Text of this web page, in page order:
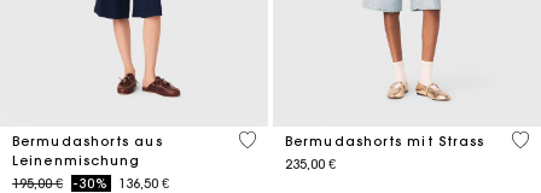
Bermudashorts aus
Leinenmischung
Price reduced from
195,00 €to-30% 136,50 €
5 out of 5 Customer Rating
Bermudashorts mit Strass
235,00 €
5